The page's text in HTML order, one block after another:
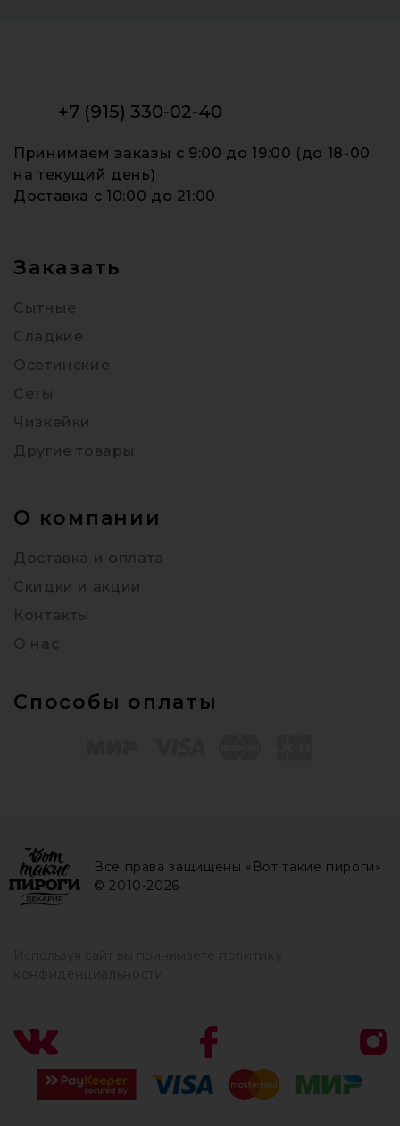
+7 (915) 330-02-40
Принимаем заказы c 9:00 до 19:00 (до 18-00
на текущий день)
Доставка c 10:00 до 21:00
Заказать
Сытные
Сладкие
Осетинские
Сеты
Чизкейки
Другие товары
О компании
Доставка и оплата
Скидки и акции
Контакты
О нас
Способы оплаты
Все права защищены «Вот такие пироги»
© 2010-2026